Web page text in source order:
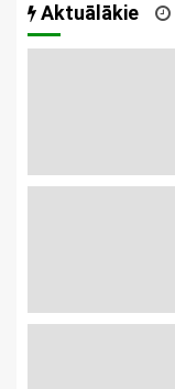
Aktuālākie